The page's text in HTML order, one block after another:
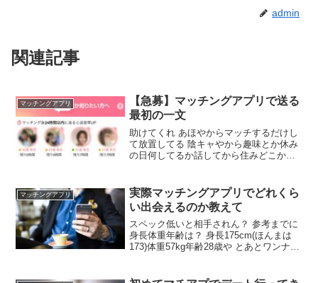
admin
関連記事
マッチングアプリ
【急募】マッチングアプリで送る
最初の一文
助けてくれ あほやからマッチするだけし
て放置してる 陰キャやから趣味とか休み
の日何してるか話してから住みどこかの
師でもなかったら10往復くらいがベスト
や サンガツ こう言う若い女とマッチでき
るの羨ましい このアプリなに？ with
マッチングアプリ
実際マッチングアプリでどれくら
い出会えるのか教えて
スペック低いと相手されん？ 参考までに
身長体重年齢は？ 身長175cm(ほんまは
173)体重57kg年齢28歳や とあとワンナイ
くていいから適当なアプリ入れてみろ イ